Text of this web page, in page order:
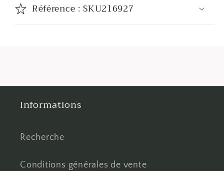
Référence : SKU216927
Informations
Recherche
Conditions générales de vente